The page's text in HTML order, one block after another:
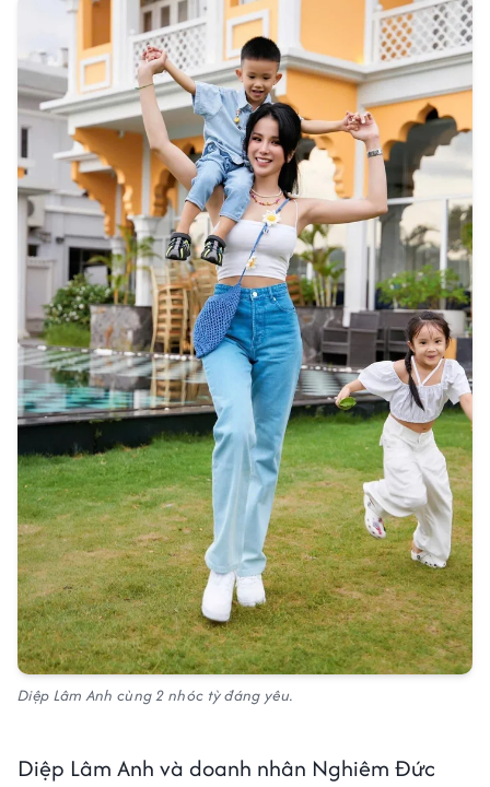
Diệp Lâm Anh cùng 2 nhóc tỳ đáng yêu.
Diệp Lâm Anh và doanh nhân Nghiêm Đức